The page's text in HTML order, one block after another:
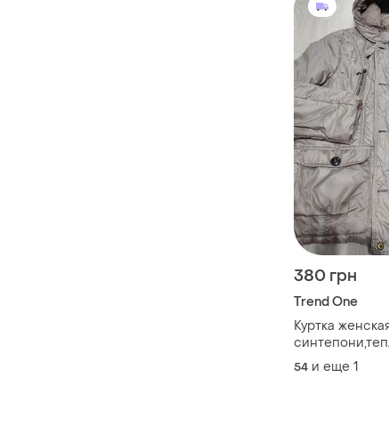
380 грн
Trend One
Куртка
цвета
54 и еще 1